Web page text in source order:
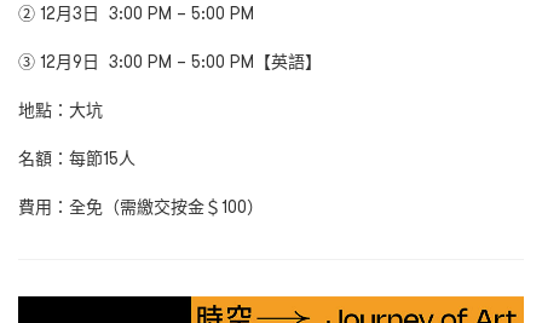
② 12月3日 3:00 PM – 5:00 PM
③ 12月9日 3:00 PM – 5:00 PM【英語】
地點：大坑
名額：每節15人
費用：全免（需繳交按金＄100）